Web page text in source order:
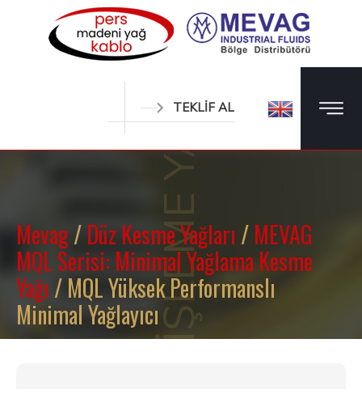
TEKLİF AL
METAL İŞLEME YAĞLARI
Mevag/Düz Kesme Yağları /MEVAG
MQL Serisi: Minimal Yağlama Kesme
Yağı / MQL Yüksek Performanslı
Minimal Yağlayıcı